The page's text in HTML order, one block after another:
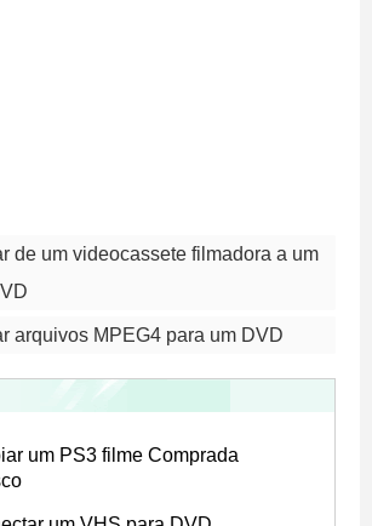
de um videocassete filmadora a um
arquivos MPEG4 para um DVD
um PS3 filme Comprada